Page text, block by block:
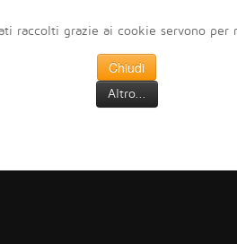
grazie ai cookie servono
Chiudi
Altro...